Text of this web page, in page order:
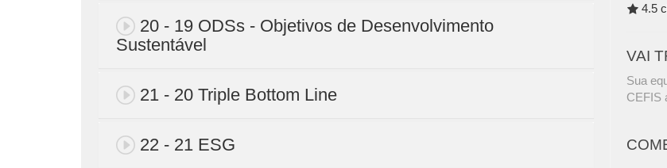
20 - 19 ODSs - Objetivos de Desenvolvimento
Sustentável
21 - 20 Triple Bottom Line
22 - 21 ESG
4.5
VAI
Sua
CEFIS